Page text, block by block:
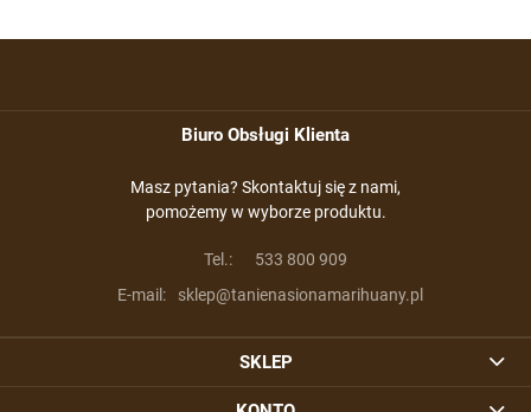
Biuro Obsługi Klienta
Masz pytania? Skontaktuj się z nami,
pomożemy w wyborze produktu.
Tel.:
533 800 909
E-mail:
sklep@tanienasionamarihuany.pl
SKLEP